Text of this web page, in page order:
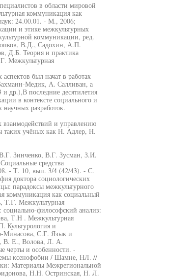
в области мировой
коммуникация как
24.00.01. - М., 2006;
и этике межкультурных
коммуникации, ред.
В.Д., Садохин, А.П.
Д.Б. Теория и практика
Межкультурная
был начат в работах
Медик, А. Салливан, а
др.),В последние десятилетия
в контексте социального и
разработок.
взаимодействий и управлению
таких учёных как Н. Адлер, Н.
В.Г. Зинченко, В.Г. Зусман, З.И.
средства
- Т. 10, вып. 3/4 (42/43). - С.
доктора социологических
парадоксы межкультурного
коммуникация как социальный
Т.Г. Межкультурная
социально-философский анализ:
Т.Н . Межкультурная
Культурология и
Минасова, С.Г. Язык и
В. Е., Волова, Л. А.
черты и особенности. -
ксенофобии / Шамне, НЛ. //
Материалы Межрегиональной
H.H. Остринская, Н. Л.